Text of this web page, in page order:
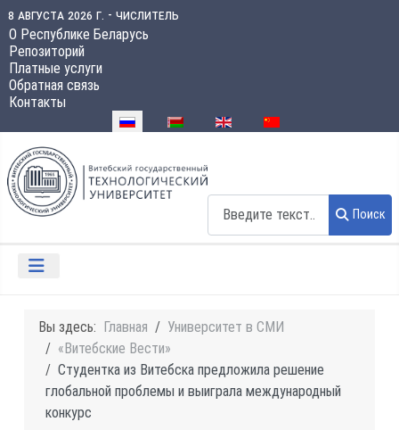
8 августа 2026 г. - числитель
О Республике Беларусь
Репозиторий
Платные услуги
Обратная связь
Контакты
Выберите язык
Поиск
Вы здесь: Главная
Университет в СМИ
«Витебские Вести»
Студентка из Витебска предложила решение
глобальной проблемы и выиграла международный
конкурс